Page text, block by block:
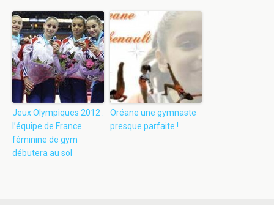
Jeux Olympiques 2012 :
l’équipe de France
féminine de gym
débutera au sol
Oréane une gymnaste
presque parfaite !